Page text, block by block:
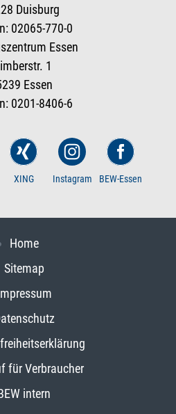
Duisburg
02065-770-0
Essen
1
Essen
0201-8406-6
XING Instagram BEW-Essen
Home
Sitemap
für Verbraucher
intern